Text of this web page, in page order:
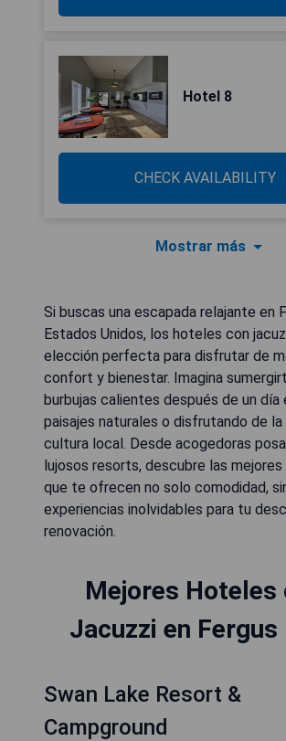
Hotel 8
CHECK AVAILABILITY
Mostrar más
Si buscas una escapada relajante en
Estados Unidos, los hoteles con
elección perfecta para disfrutar de
confort y bienestar. Imagina
burbujas calientes después de un día
paisajes naturales o disfrutando de la
cultura local. Desde acogedoras
lujosos resorts, descubre las
que te ofrecen no solo comodidad,
experiencias inolvidables para tu
renovación.
Mejores Hoteles
Jacuzzi en Fergus
Swan Lake Resort &
Campground